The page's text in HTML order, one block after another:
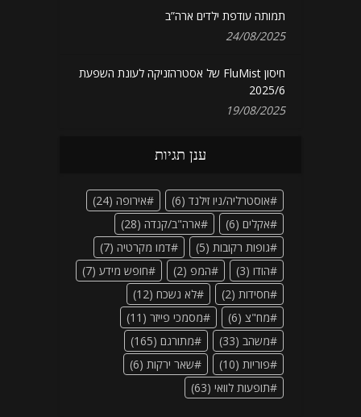
תמותה עודפת ילדים ארה”ב
24/08/2025
חיסון FluMist של אסטרהזניקה לעונת השפעת
2025/6
19/08/2025
ענן תגיות
אוסטרליה/ניו זילנד (6) אירופה (24)
אקלים (6) ארה"ב/קנדה (28)
גופות רקובות (5) דמו מקרטיה (7)
הודו (3) המפ (2) חופש מידע (7)
חסידות (2) לא נשכח (12)
מח"צ (6) מסמכי פייזר (11)
משהב (33) מתורגם (165)
פוריות (10) שאר ירקות (6)
תופעות לוואי (63)